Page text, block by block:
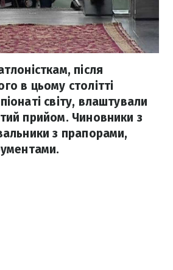
після
в цьому столітті
світу, влаштували
прийом. Чиновники з
з прапорами,